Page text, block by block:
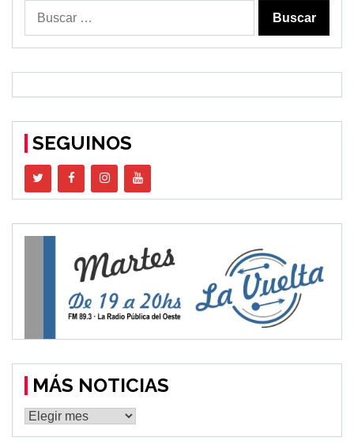
SEGUINOS
MÁS NOTICIAS
MÁS
NOTICIAS